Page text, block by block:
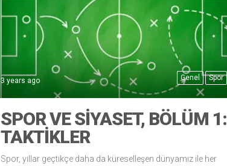
Genel Spor
3 years ago
SPOR VE SIYASET, BÖLÜM 1:
TAKTIKLER
Spor, yıllar geçtikçe daha da küreselleşen dünyamız ile her